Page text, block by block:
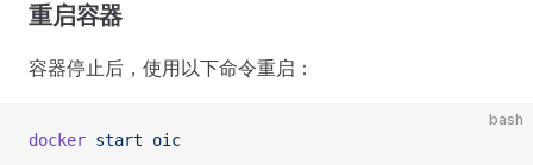
重启容器
容器停止后，使用以下命令重启：
bash
docker start oic